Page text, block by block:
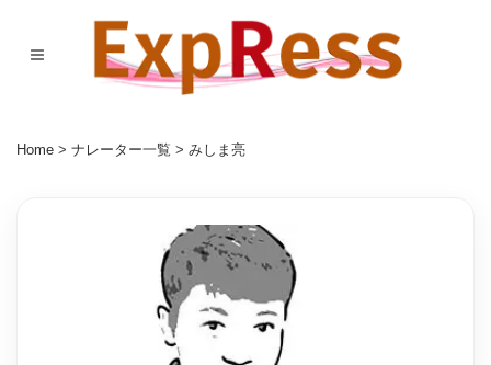
Home > ナレーター一覧 > みしま亮